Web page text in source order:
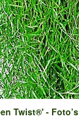
Twist®' - Foto’s